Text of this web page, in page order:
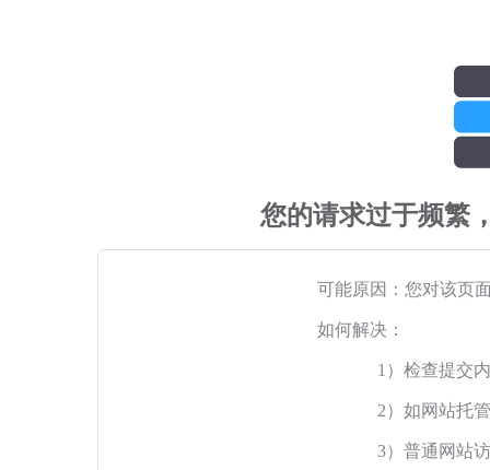
您的请求过于频繁
可能原因：您对该页
如何解决：
1）检查提交
2）如网站托
3）普通网站